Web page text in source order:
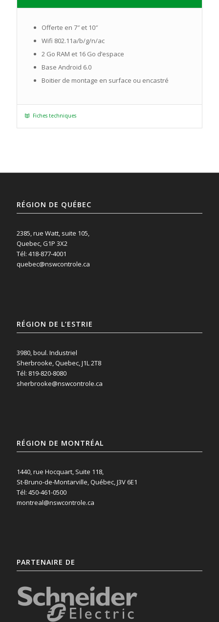
Offerte en 7″ et 10″
Wifi 802.11a/b/g/n/ac
2 Go RAM et 16 Go d’espace
Base Android 6.0
Boitier de montage en surface ou encastré
Fiches techniques
RÉGION DE QUÉBEC
2385, rue Watt, suite 105,
Quebec, G1P 3X2
Tél: 418-877-4001
quebec@nswcontrole.ca
RÉGION DE L’ESTRIE
3980, boul. Industriel
Sherbrooke, Quebec, J1L 2T8
Tél: 819-820-8080
sherbrooke@nswcontrole.ca
RÉGION DE MONTRÉAL
1440, rue Hocquart, Suite 118,
St-Bruno-de-Montarville, Québec, J3V 6E1
Tél: 450-461-0500
montreal@nswcontrole.ca
PARTENAIRE DE